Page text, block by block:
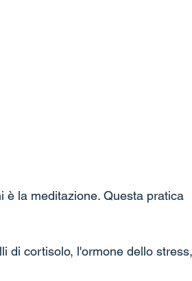
è la meditazione. Questa pratica
di cortisolo, l'ormone dello stress,